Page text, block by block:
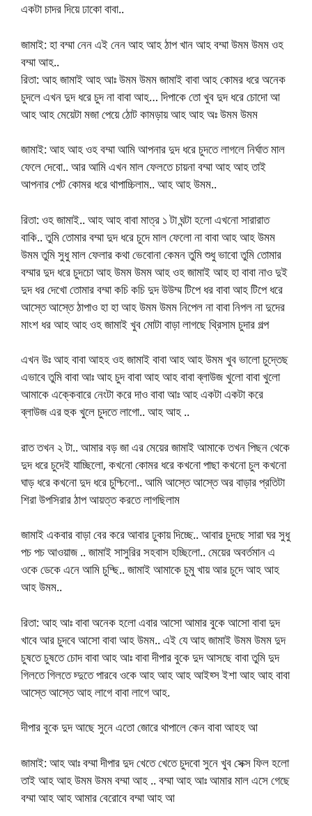
একটা চাদর দিয়ে ঢাকো বাবা..
জামাই: হা বম্মা নেন এই নেন আহ আহ ঠাপ খান আহ বম্মা উমম উমম ওহ
বম্মা আহ..
রিতা: আহ জামাই আহ আঃ উমম উমম জামাই বাবা আহ কোমর ধরে অনেক
চুদলে এখন দুদ ধরে চুদ না বাবা আহ… দিপাকে তো খুব দুদ ধরে চোদো আ
আহ আহ মেয়েটা মজা পেয়ে ঠোট কামড়ায় আহ আহ অঃ উমম উমম
জামাই: আহ আহ ওহ বম্মা আমি আপনার দুদ ধরে চুদতে লাগলে নির্ঘাত মাল
ফেলে দেবো.. আর আমি এখন মাল ফেলতে চায়না বম্মা আহ আহ তাই
আপনার পেট কোমর ধরে থাপাচ্চিলাম.. আহ আহ উমম..
রিতা: ওহ জামাই.. আহ আহ বাবা মাত্র ১ টা ঘন্টা হলো এখনো সারারাত
বাকি.. তুমি তোমার বম্মা দুদ ধরে চুদে মাল ফেলো না বাবা আহ আহ উমম
উমম তুমি সুধু মাল ফেলার কথা ভেবোনা কেমন তুমি শুধু ভাবো তুমি তোমার
বম্মার দুদ ধরে চুদচো আহ উমম উমম আহ ওহ জামাই আহ হা বাবা নাও দুই
দুদ ধর দেখো তোমার বম্মা কচি কচি দুদ উউম্ম টিপে ধর বাবা আহ টিপে ধরে
আস্তে আস্তে ঠাপাও হা হা আহ উমম উমম নিপেল না বাবা নিপল না দুদের
মাংশ ধর আহ আহ ওহ জামাই খুব মোটা বাড়া লাগছে থ্রিসাম চুদার গল্প
এখন উঃ আহ বাবা আহহ ওহ জামাই বাবা আহ আহ উমম খুব ভালো চুদ্তেছ
এভাবে তুমি বাবা আঃ আহ চুদ বাবা আহ আহ বাবা ব্লাউজ খুলো বাবা খুলো
আমাকে এক্কেবারে নেংটা করে দাও বাবা আঃ আহ একটা একটা করে
ব্লাউজ এর হুক খুলে চুদতে লাগো.. আহ আহ ..
রাত তখন ২ টা.. আমার বড় জা এর মেয়ের জামাই আমাকে তখন পিছন থেকে
দুদ ধরে চুদেই যাচ্ছিলো, কখনো কোমর ধরে কখনো পাছা কখনো চুল কখনো
ঘাড় ধরে কখনো দুদ ধরে চুদ্চিলো.. আমি আস্তে আস্তে অর বাড়ার প্রতিটা
শিরা উপসিরার ঠাপ আয়ত্ত করতে লাগছিলাম
জামাই একবার বাড়া বের করে আবার ঢুকায় দিচ্ছে.. আবার চুদছে সারা ঘর সুধু
পচ পচ আওয়াজ .. জামাই সাসুরির সহবাস হচ্ছিলো.. মেয়ের অবর্তমান এ
ওকে ডেকে এনে আমি চুদ্ছি.. জামাই আমাকে চুমু খায় আর চুদে আহ আহ
আহ উমম..
রিতা: আহ আঃ বাবা অনেক হলো এবার আসো আমার বুকে আসো বাবা দুদ
খাবে আর চুদবে আসো বাবা আহ উমম.. এই যে আহ জামাই উমম উমম দুদ
চুষতে চুষতে চোদ বাবা আহ আঃ বাবা দীপার বুকে দুদ আসছে বাবা তুমি দুদ
গিলতে গিলতে চ্দুতে পারবে ওকে আহ আহ আহ আইহ্স ইশা আহ আহ বাবা
আস্তে আস্তে আহ লাগে বাবা লাগে আহ.
দীপার বুকে দুদ আছে সুনে এতো জোরে থাপালে কেন বাবা আহহ আ
জামাই: আহ আঃ বম্মা দীপার দুদ খেতে খেতে চুদবো সুনে খুব সেক্স ফিল হলো
তাই আহ আহ উমম উমম বম্মা আহ .. বম্মা আহ আঃ আমার মাল এসে গেছে
বম্মা আহ আহ আমার বেরোবে বম্মা আহ আ